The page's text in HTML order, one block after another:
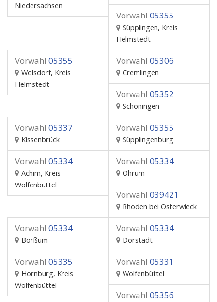
Niedersachsen
Vorwahl 05355
Süpplingen, Kreis
Helmstedt
Vorwahl 05355
Wolsdorf, Kreis
Helmstedt
Vorwahl 05306
Cremlingen
Vorwahl 05352
Schöningen
Vorwahl 05337
Kissenbrück
Vorwahl 05355
Süpplingenburg
Vorwahl 05334
Achim, Kreis
Wolfenbüttel
Vorwahl 05334
Ohrum
Vorwahl 039421
Rhoden bei Osterwieck
Vorwahl 05334
Börßum
Vorwahl 05334
Dorstadt
Vorwahl 05335
Hornburg, Kreis
Wolfenbüttel
Vorwahl 05331
Wolfenbüttel
Vorwahl 05356